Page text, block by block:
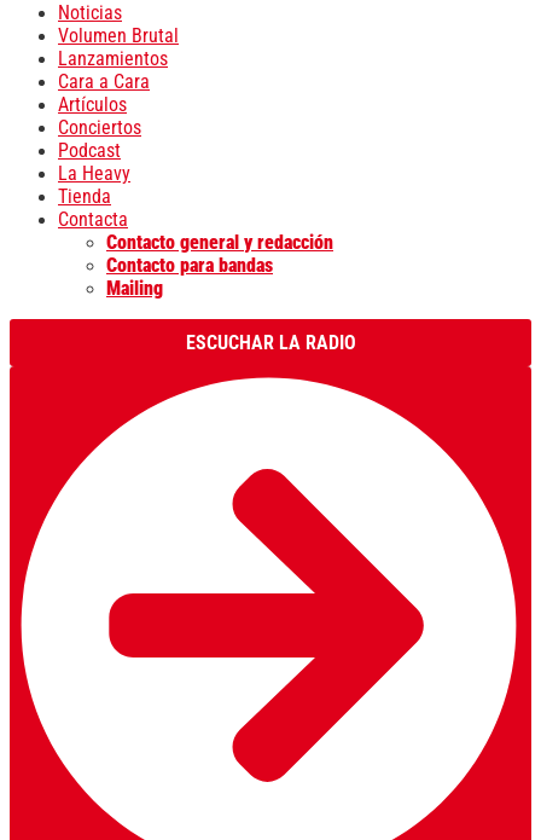
Noticias
Volumen Brutal
Lanzamientos
Cara a Cara
Artículos
Conciertos
Podcast
La Heavy
Tienda
Contacta
Contacto general y redacción
Contacto para bandas
Mailing
ESCUCHAR LA RADIO